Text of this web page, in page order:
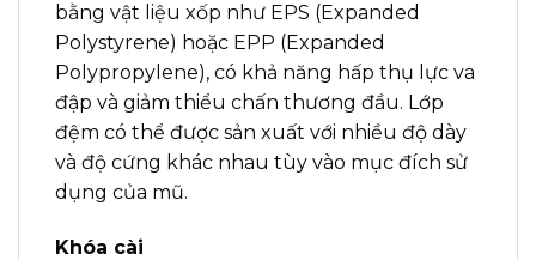
bằng vật liệu xốp như EPS (Expanded
Polystyrene) hoặc EPP (Expanded
Polypropylene), có khả năng hấp thụ lực va
đập và giảm thiểu chấn thương đầu. Lớp
đệm có thể được sản xuất với nhiều độ dày
và độ cứng khác nhau tùy vào mục đích sử
dụng của mũ.
Khóa cài